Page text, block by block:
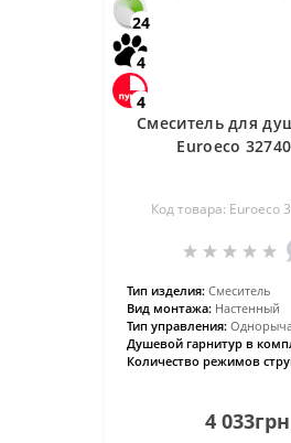
24
4
4
Смеситель для
Euroeco
Код товара: Euroeco
Тип изделия: Смеситель
Вид монтажа: Настенный
Тип управления:
Душевой гарнитур в
Количество режимов
4 033грн